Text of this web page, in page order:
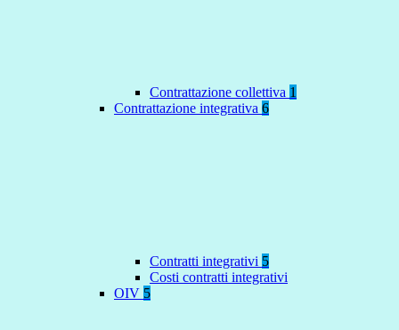
Contrattazione collettiva 1
Contrattazione integrativa 6
Contratti integrativi 5
Costi contratti integrativi
OIV 5